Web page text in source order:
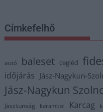
Címkefelhő
autó baleset cegléd
időjárás Jász-Nagykun-
Jász-Nagykun
Jászkunság karambol Karcag